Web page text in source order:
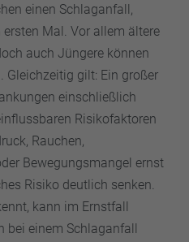
einen Schlaganfall,
Mal. Vor allem ältere
auch Jüngere können
Gleichzeitig gilt: Ein großer
einschließlich
Risikofaktoren
Rauchen,
Bewegungsmangel ernst
Risiko deutlich senken.
kann im Ernstfall
bei einem Schlaganfall